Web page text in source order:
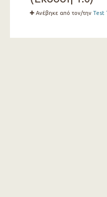
Ανέβηκε από τον/την Test